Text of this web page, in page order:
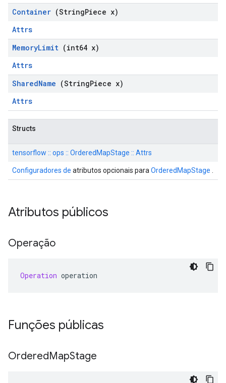
Container (StringPiece x)
Attrs
MemoryLimit (int64 x)
Attrs
SharedName (StringPiece x)
Attrs
Structs
tensorflow :: ops :: OrderedMapStage :: Attrs
Configuradores de atributos opcionais para OrderedMapStage
Atributos públicos
Operação
Operation operation
Funções públicas
OrderedMapStage